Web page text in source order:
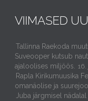
VIIMASED
Tallinna Raekoda
Suveooper kutsub
ajaloolises miljöös.
Rapla Kirikumuusika
omanäolise ja
Juba järgmisel